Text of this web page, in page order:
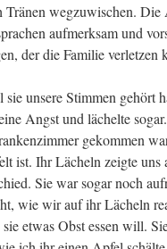
wegzuwischen.
aufmerksam und
der die Familie verletzen
unsere Stimmen gehört
Angst und lächelte
gekommen
ist. Ihr Lächeln zeigte uns
Sie war sogar noch
wie wir auf ihr Lächeln
etwas Obst essen will.